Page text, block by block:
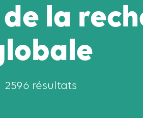
la
2596 résultats